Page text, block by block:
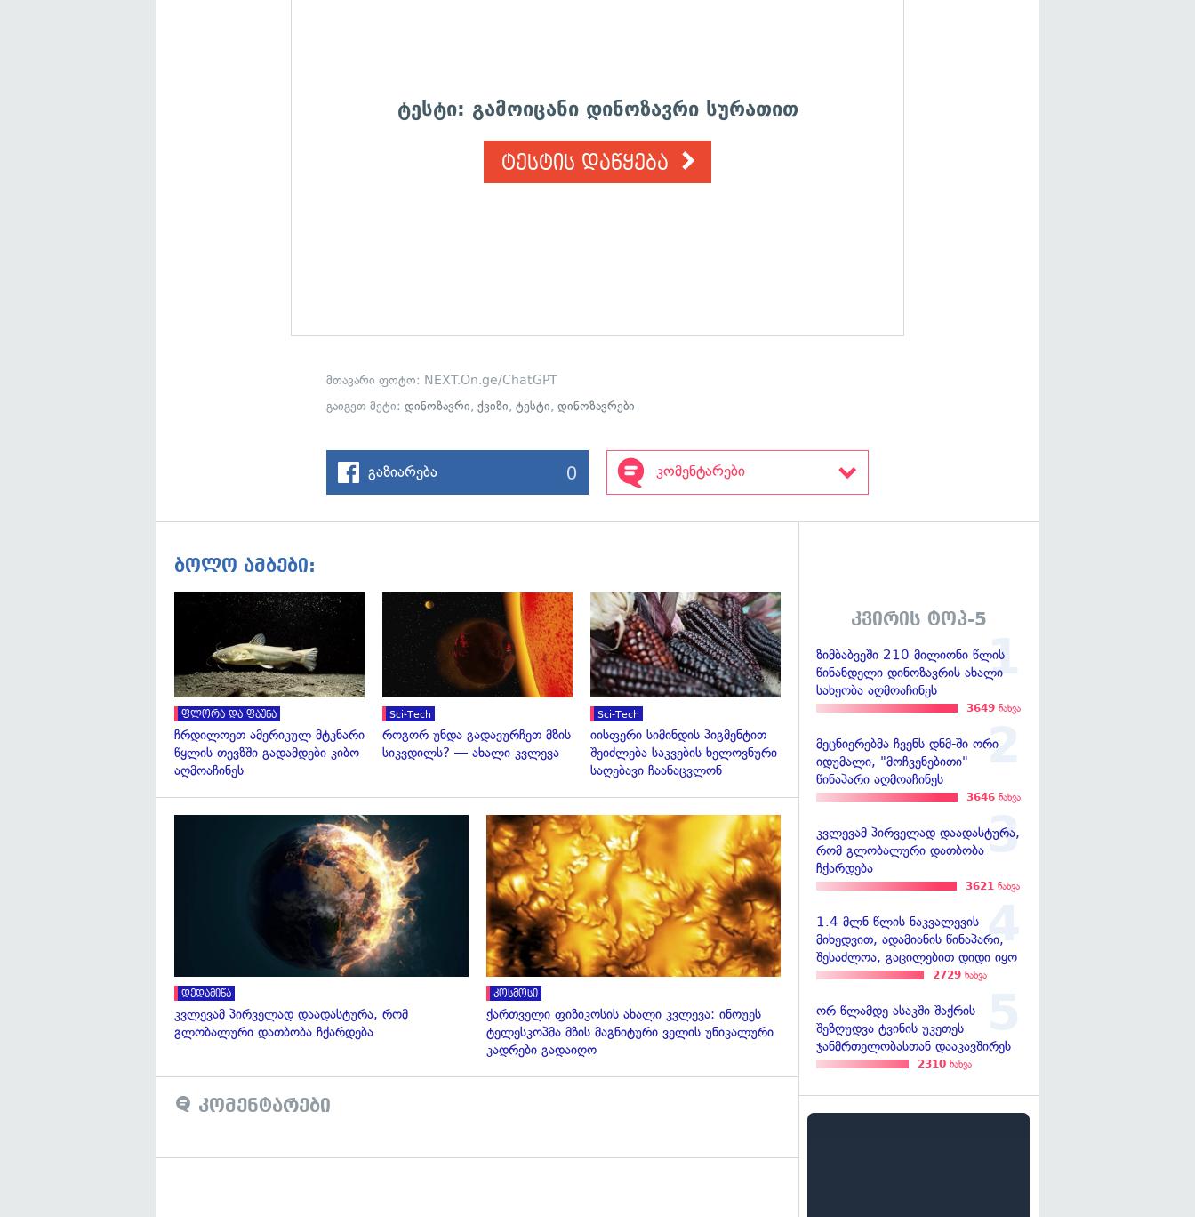
ტესტი: გამოიცანი დინოზავრი სურათით
ტესტის დაწყება
მთავარი ფოტო: NEXT.On.ge/ChatGPT
გაიგეთ მეტი:დინოზავრი,ქვიზი,ტესტი,დინოზავრები
გაზიარება 0 კომენტარები
ბოლო ამბები:
გადახედვა
ფლორა და ფაუნა
ჩრდილოეთ ამერიკულ მტკნარი
წყლის თევზში გადამდები კიბო
აღმოაჩინეს
გადახედვა
Sci-Tech
როგორ უნდა გადავურჩეთ მზის
სიკვდილს? — ახალი კვლევა
გადახედვა
Sci-Tech
იისფერი სიმინდის პიგმენტით
შეიძლება საკვების ხელოვნური
საღებავი ჩაანაცვლონ
გადახედვა
დედამიწა
კვლევამ პირველად დაადასტურა, რომ
გლობალური დათბობა ჩქარდება
გადახედვა
კოსმოსი
ქართველი ფიზიკოსის ახალი კვლევა: ინოუეს
ტელესკოპმა მზის მაგნიტური ველის უნიკალური
კადრები გადაიღო
კომენტარები
კვირის ტოპ-5
ზიმბაბვეში 210 მილიონი წლის
წინანდელი დინოზავრის ახალი
სახეობა აღმოაჩინეს
3649 ნახვა
მეცნიერებმა ჩვენს დნმ-ში ორი
იდუმალი, "მოჩვენებითი"
წინაპარი აღმოაჩინეს
3646 ნახვა
კვლევამ პირველად დაადასტურა,
რომ გლობალური დათბობა
ჩქარდება
3621 ნახვა
1.4 მლნ წლის ნაკვალევის
მიხედვით, ადამიანის წინაპარი,
შესაძლოა, გაცილებით დიდი იყო
2729 ნახვა
ორ წლამდე ასაკში შაქრის
შეზღუდვა ტვინის უკეთეს
ჯანმრთელობასთან დააკავშირეს
2310 ნახვა